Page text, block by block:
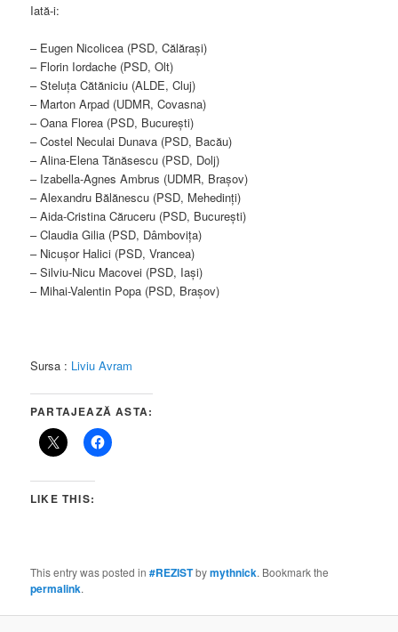
Iată-i:
– Eugen Nicolicea (PSD, Călărași)
– Florin Iordache (PSD, Olt)
– Steluța Cătăniciu (ALDE, Cluj)
– Marton Arpad (UDMR, Covasna)
– Oana Florea (PSD, București)
– Costel Neculai Dunava (PSD, Bacău)
– Alina-Elena Tănăsescu (PSD, Dolj)
– Izabella-Agnes Ambrus (UDMR, Brașov)
– Alexandru Bălănescu (PSD, Mehedinți)
– Aida-Cristina Căruceru (PSD, București)
– Claudia Gilia (PSD, Dâmbovița)
– Nicușor Halici (PSD, Vrancea)
– Silviu-Nicu Macovei (PSD, Iași)
– Mihai-Valentin Popa (PSD, Brașov)
Sursa : Liviu Avram
PARTAJEAZĂ ASTA:
LIKE THIS:
This entry was posted in#REZISTbymythnick. Bookmark the
permalink.